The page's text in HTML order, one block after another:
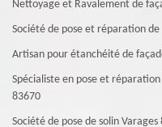
Nettoyage et Ravalement de
Société de pose et réparation
Artisan pour étanchéité de
Spécialiste en pose et
83670
Société de pose de solin Varages